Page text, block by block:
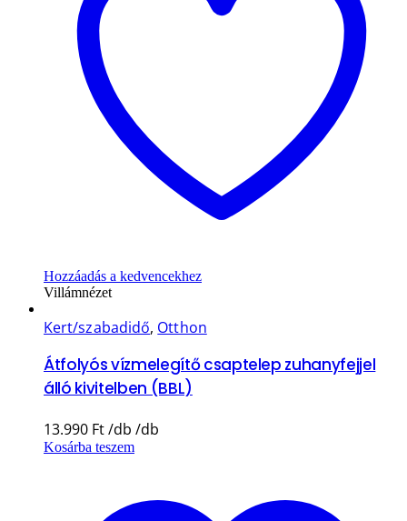
Hozzáadás a kedvencekhez
Villámnézet
Kert/szabadidő, Otthon
Átfolyós vízmelegítő csaptelep zuhanyfejjel
álló kivitelben (BBL)
13.990 Ft
Kosárba teszem